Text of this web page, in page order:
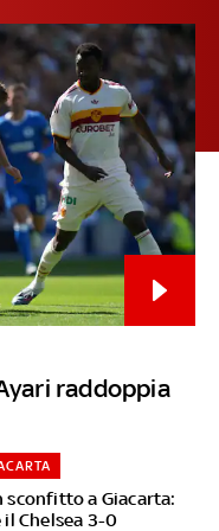
raddoppia
sconfitto a Giacarta:
il Chelsea 3-0